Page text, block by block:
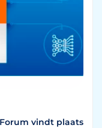
vindt plaats